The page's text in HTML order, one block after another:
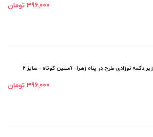
396٬000 تومان
زیر دکمه نوزادی طرح در پناه زهرا - آستین کوتاه - سایز 2
396٬000 تومان